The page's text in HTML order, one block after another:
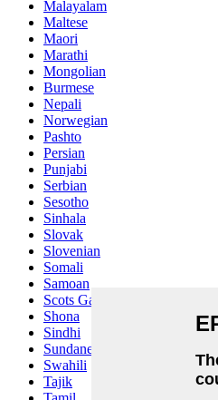
Malayalam
Maltese
Maori
Marathi
Mongolian
Burmese
Nepali
Norwegian
Pashto
Persian
Punjabi
Serbian
Sesotho
Sinhala
Slovak
Slovenian
Somali
Samoan
Scots Gaelic
Shona
Sindhi
Sundanese
Swahili
Tajik